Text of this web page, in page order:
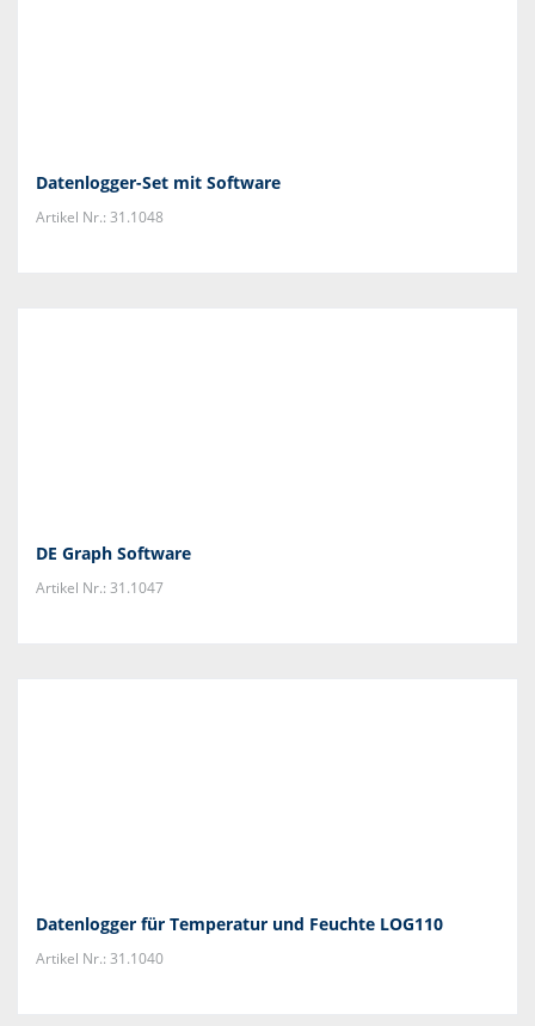
Datenlogger-Set mit Software
Artikel Nr.: 31.1048
DE Graph Software
Artikel Nr.: 31.1047
Datenlogger für Temperatur und Feuchte LOG110
Artikel Nr.: 31.1040